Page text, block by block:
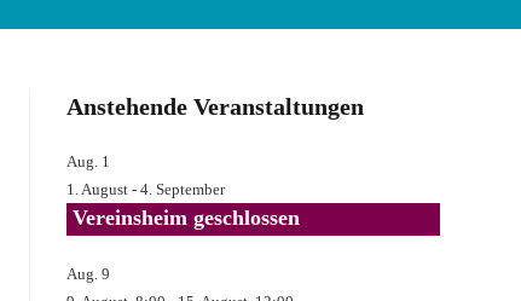
Anstehende Veranstaltungen
Aug. 1
1. August -4. September
Vereinsheim geschlossen
Aug.9